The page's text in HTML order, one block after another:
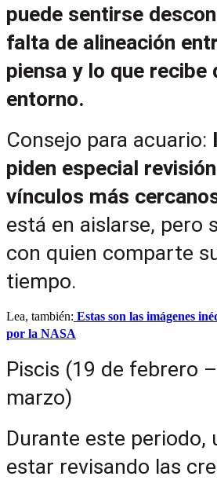
puede sentirse
falta de alineación
piensa y lo que recibe
entorno.
Consejo para acuario:
piden especial
vínculos más
está en aislarse, pero
con quien comparte
tiempo.
Lea, también: Estas son las imágenes
por la NASA
Piscis (19 de febrero
marzo)
Durante este periodo,
estar revisando las